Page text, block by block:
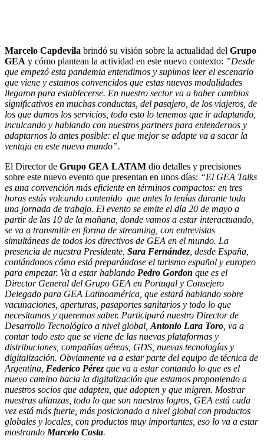
Marcelo Capdevila brindó su visión sobre la actualidad del Grupo
GEA y cómo plantean la actividad en este nuevo contexto: ”Desde
que empezó esta pandemia entendimos y supimos leer el escenario
que viene y estamos convencidos que estas nuevas modalidades
llegaron para establecerse. En nuestro sector va a haber cambios
significativos en muchas conductas, del pasajero, de los viajeros, de
los que damos los servicios, todo esto lo tenemos que ir adaptando,
inculcando y hablando con nuestros partners para entendernos y
adaptarnos lo antes posible: el que mejor se adapte va a sacar la
ventaja en este nuevo mundo”.
El Director de Grupo GEA LATAM dio detalles y precisiones
sobre este nuevo evento que presentan en unos días: “El GEA Talks
es una convención más eficiente en términos compactos: en tres
horas estás volcando contenido que antes lo tenías durante toda
una jornada de trabajo. El evento se emite el día 20 de mayo a
partir de las 10 de la mañana, donde vamos a estar interactuando,
se va a transmitir en forma de streaming, con entrevistas
simultáneas de todos los directivos de GEA en el mundo. La
presencia de nuestra Presidente, Sara Fernández , desde España,
contándonos cómo está preparándose el turismo español y europeo
para empezar. Va a estar hablando Pedro Gordon que es el
Director General del Grupo GEA en Portugal y Consejero
Delegado para GEA Latinoamérica, que estará hablando sobre
vacunaciones, aperturas, pasaportes sanitarios y todo lo que
necesitamos y queremos saber. Participará nuestro Director de
Desarrollo Tecnológico a nivel global, Antonio Lara Toro , va a
contar todo esto que se viene de las nuevas plataformas y
distribuciones, compañías aéreas, GDS, nuevas tecnologías y
digitalización. Obviamente va a estar parte del equipo de técnica de
Argentina, Federico Pérez que va a estar contando lo que es el
nuevo camino hacia la digitalización que estamos proponiendo a
nuestros socios que adapten, que adopten y que migren. Mostrar
nuestras alianzas, todo lo que son nuestros logros, GEA está cada
vez está más fuerte, más posicionado a nivel global con productos
globales y locales, con productos muy importantes, eso lo va a estar
mostrando Marcelo Costa.